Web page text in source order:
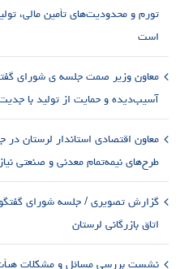
تورم و محدودیت‌های تأمین مالی،
است
معاون وزیر صمت جلسه ی شورای
آسیب‌دیده و حمایت از تولید با
معاون اقتصادی استاندار لرستان
طرح‌های نیمه‌تمام معدنی و صنعتی
گزارش تصویری / جلسه شورای
اتاق بازرگانی لرستان
نشست بررسی مسائل و مشکلات